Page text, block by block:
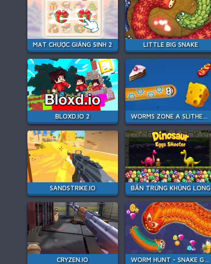
MẠT CHƯỢC GIÁNG SINH 2 LITTLE BIG SNAKE
BLOXD.IO 2 WORMS ZONE A SLITHERY SNAKE
SANDSTRIKE.IO BẮN TRỨNG KHỦNG LONG
CRYZEN.IO WORM HUNT - SNAKE GAME IO ZONE